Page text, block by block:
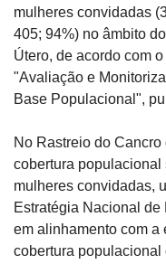
mulheres convidadas
405; 94%) no âmbito
Útero, de acordo com
"Avaliação e
Base Populacional",
No Rastreio do
cobertura populacional
mulheres convidadas,
Estratégia Nacional de
em alinhamento com a
cobertura